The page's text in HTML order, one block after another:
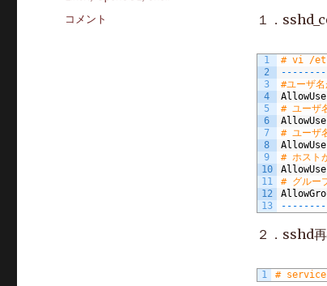
１．
1
2
3
4
5
6
7
8
9
10
11
12
13
# vi /
-- -- -- --
#ユーザ
# ユーザ
# ユーザ
# ホスト
# グルー
-- -- -- --
２．sshd
1 #
テ
sshd_config
コメント